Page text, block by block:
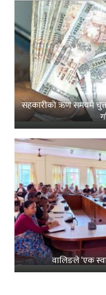
सहकारीको ऋण समयमै
वालिङले ‘एक